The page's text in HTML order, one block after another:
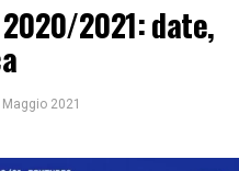
2021: date,
Maggio 2021